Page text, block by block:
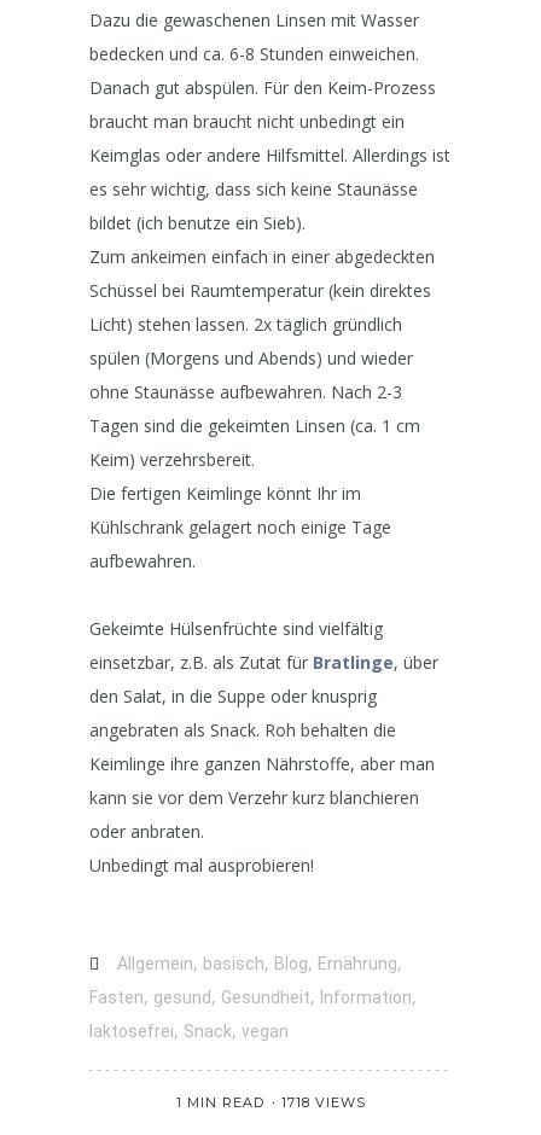
Dazu die gewaschenen Linsen mit Wasser
bedecken und ca. 6-8 Stunden einweichen.
Danach gut abspülen. Für den Keim-Prozess
braucht man braucht nicht unbedingt ein
Keimglas oder andere Hilfsmittel. Allerdings ist
es sehr wichtig, dass sich keine Staunässe
bildet (ich benutze ein Sieb).
Zum ankeimen einfach in einer abgedeckten
Schüssel bei Raumtemperatur (kein direktes
Licht) stehen lassen. 2x täglich gründlich
spülen (Morgens und Abends) und wieder
ohne Staunässe aufbewahren. Nach 2-3
Tagen sind die gekeimten Linsen (ca. 1 cm
Keim) verzehrsbereit.
Die fertigen Keimlinge könnt Ihr im
Kühlschrank gelagert noch einige Tage
aufbewahren.
Gekeimte Hülsenfrüchte sind vielfältig
einsetzbar, z.B. als Zutat für Bratlinge, über
den Salat, in die Suppe oder knusprig
angebraten als Snack. Roh behalten die
Keimlinge ihre ganzen Nährstoffe, aber man
kann sie vor dem Verzehr kurz blanchieren
oder anbraten.
Unbedingt mal ausprobieren!
Allgemein, basisch, Blog, Ernährung,
Fasten, gesund, Gesundheit, Information,
laktosefrei, Snack, vegan
1 MIN READ 1718 VIEWS